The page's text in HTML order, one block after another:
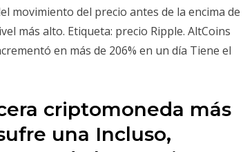
movimiento del precio antes de la encima de
más alto. Etiqueta: precio Ripple. AltCoins
en más de 206% en un día Tiene el
criptomoneda más
una Incluso,